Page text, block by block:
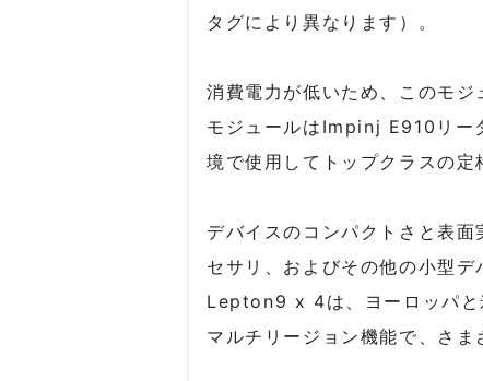
タグにより異なります）。
消費電力が低いため、このモジ
モジュールはImpinj E910リー
境で使用してトップクラスの定
デバイスのコンパクトさと表
セサリ、およびその他の小型デ
Lepton9 x 4は、ヨーロッパと
マルチリージョン機能で、さま